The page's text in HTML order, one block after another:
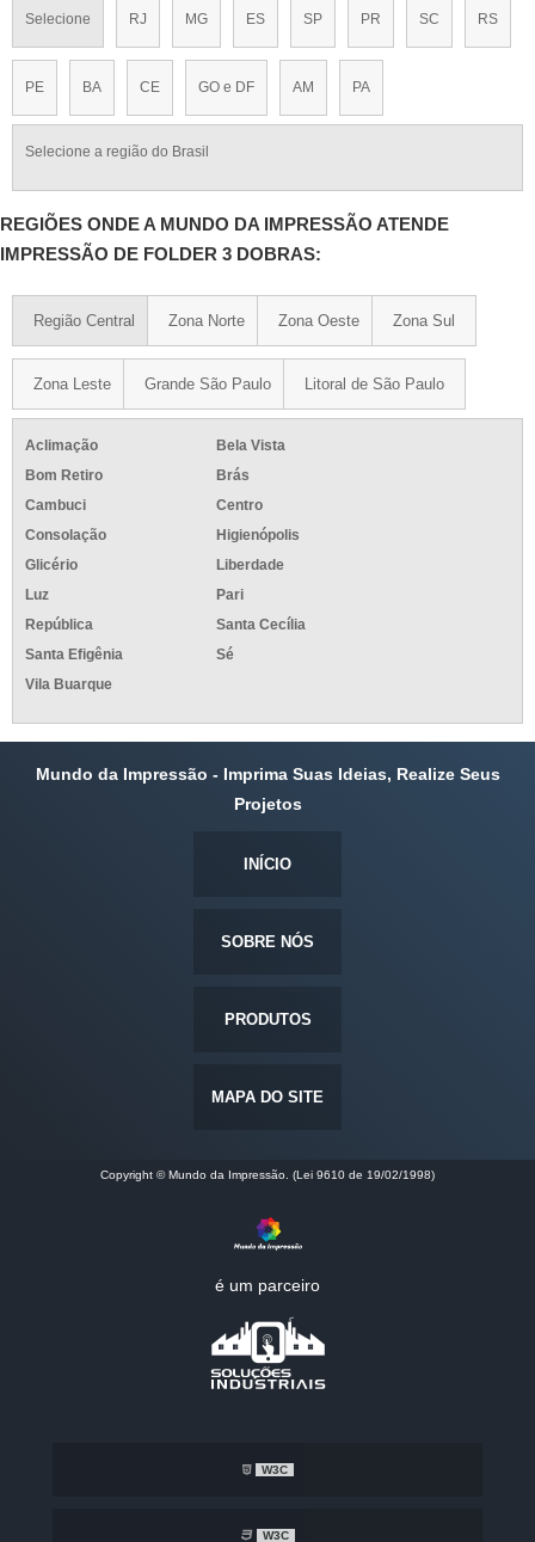
Selecione RJ MG ES SP PR SC RS
PE BA CE GO e DF AM PA
Selecione a região do Brasil
REGIÕES ONDE A MUNDO DA IMPRESSÃO ATENDE
IMPRESSÃO DE FOLDER 3 DOBRAS:
Região Central Zona Norte Zona Oeste Zona Sul
Zona Leste Grande São Paulo Litoral de São Paulo
Aclimação
Bela Vista
Bom Retiro
Brás
Cambuci
Centro
Consolação
Higienópolis
Glicério
Liberdade
Luz
Pari
República
Santa Cecília
Santa Efigênia
Sé
Vila Buarque
Mundo da Impressão - Imprima Suas Ideias, Realize Seus
Projetos
INÍCIO
SOBRE NÓS
PRODUTOS
MAPA DO SITE
Copyright © Mundo da Impressão. (Lei 9610 de 19/02/1998)
é um parceiro
W3C
W3C